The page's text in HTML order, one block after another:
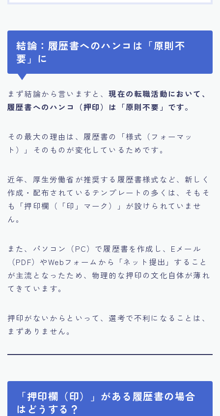
結論：履歴書へのハンコは「原則不
要」に
まず結論から言いますと、現在の転職活動において、
履歴書へのハンコ（押印）は「原則不要」です。
その最大の理由は、履歴書の「様式（フォーマッ
ト）」そのものが変化しているためです。
近年、厚生労働省が推奨する履歴書様式など、新しく
作成・配布されているテンプレートの多くは、そもそ
も「押印欄（「印」マーク）」が設けられていませ
ん。
また、パソコン（PC）で履歴書を作成し、Eメール
（PDF）やWebフォームから「ネット提出」すること
が主流となったため、物理的な押印の文化自体が薄れ
てきています。
押印がないからといって、選考で不利になることは、
まずありません。
「押印欄（印）」がある履歴書の場合
はどうする？